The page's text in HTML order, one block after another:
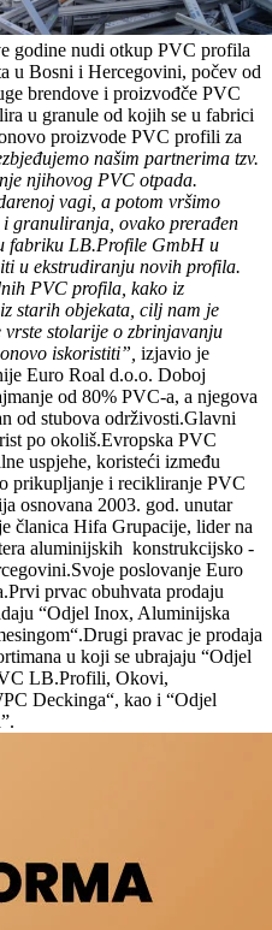
godine nudi otkup PVC profila
u Bosni i Hercegovini, počev od
brendove i proizvođče PVC
u granule od kojih se u fabrici
proizvode PVC profili za
našim partnerima tzv.
njihovog PVC otpada.
vagi, a potom vršimo
granuliranja, ovako prerađen
fabriku LB.Profile GmbH u
u ekstrudiranju novih profila.
PVC profila, kako iz
starih objekata, cilj nam je
vrste stolarije o zbrinjavanju
iskoristiti”, izjavio je
Euro Roal d.o.o. Doboj
od 80% PVC-a, a njegova
od stubova održivosti.Glavni
po okoliš.Evropska PVC
uspjehe, koristeći između
prikupljanje i recikliranje PVC
osnovana 2003. god. unutar
članica Hifa Grupacije, lider na
aluminijskih konstrukcijsko -
poslovanje Euro
prvac obuhvata prodaju
“Odjel Inox, Aluminijska
pravac je prodaja
u koji se ubrajaju “Odjel
LB.Profili, Okovi,
Deckinga“, kao i “Odjel